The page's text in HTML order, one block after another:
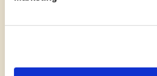
Brockhagener Straße 28 |